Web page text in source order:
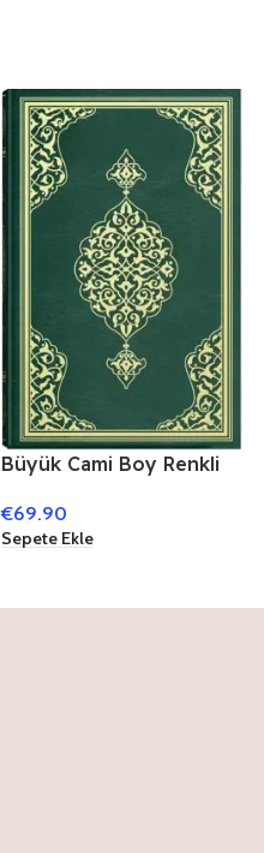
Büyük Cami Boy Renkli
(Mühürlü),KURAN’I
KERİM,27 x 40 cm
€69.90
Sepete Ekle